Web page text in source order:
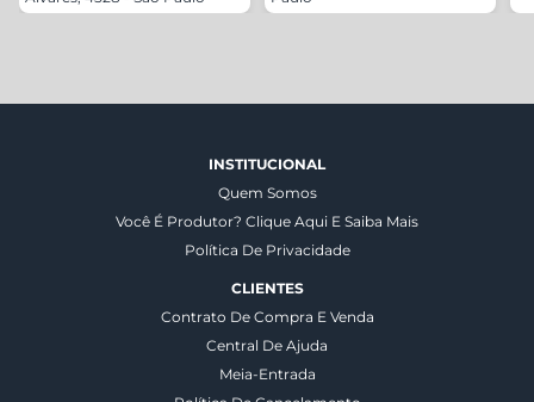
INSTITUCIONAL
Quem Somos
Você É Produtor? Clique Aqui E Saiba Mais
Política De Privacidade
CLIENTES
Contrato De Compra E Venda
Central De Ajuda
Meia-Entrada